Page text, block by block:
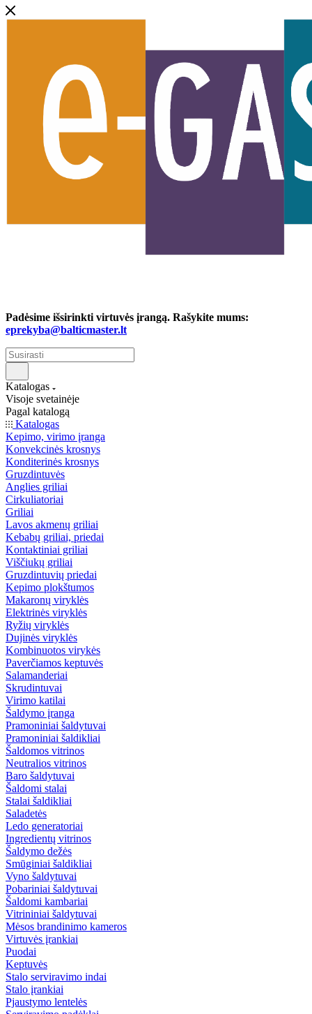
Padėsime išsirinkti virtuvės įrangą. Rašykite mums:
eprekyba@balticmaster.lt
Katalogas
Visoje svetainėje
Pagal katalogą
Katalogas
Kepimo, virimo įranga
Konvekcinės krosnys
Konditerinės krosnys
Gruzdintuvės
Anglies griliai
Cirkuliatoriai
Griliai
Lavos akmenų griliai
Kebabų griliai, priedai
Kontaktiniai griliai
Viščiukų griliai
Gruzdintuvių priedai
Kepimo plokštumos
Makaronų viryklės
Elektrinės viryklės
Ryžių viryklės
Dujinės viryklės
Kombinuotos virykės
Paverčiamos keptuvės
Salamanderiai
Skrudintuvai
Virimo katilai
Šaldymo įranga
Pramoniniai šaldytuvai
Pramoniniai šaldikliai
Šaldomos vitrinos
Neutralios vitrinos
Baro šaldytuvai
Šaldomi stalai
Stalai šaldikliai
Saladetės
Ledo generatoriai
Ingredientų vitrinos
Šaldymo dežės
Smūginiai šaldikliai
Vyno šaldytuvai
Pobariniai šaldytuvai
Šaldomi kambariai
Vitrininiai šaldytuvai
Mėsos brandinimo kameros
Virtuvės įrankiai
Puodai
Keptuvės
Stalo serviravimo indai
Stalo įrankiai
Pjaustymo lentelės